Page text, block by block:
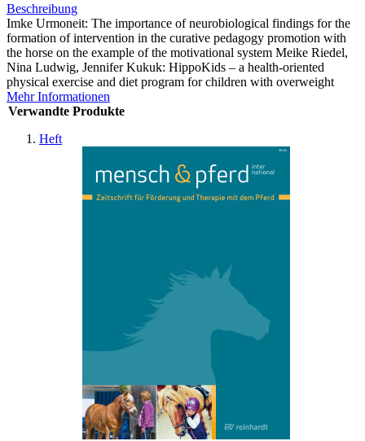
Beschreibung
Imke Urmoneit: The importance of neurobiological findings for the
formation of intervention in the curative pedagogy promotion with
the horse on the example of the motivational system Meike Riedel,
Nina Ludwig, Jennifer Kukuk: HippoKids – a health-oriented
physical exercise and diet program for children with overweight
Mehr Informationen
Verwandte Produkte
Heft